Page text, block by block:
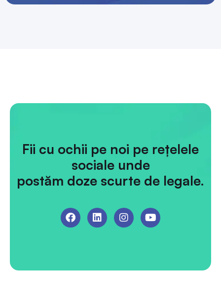
Fii cu ochii pe noi pe rețelele
sociale unde
postăm doze scurte de legale.